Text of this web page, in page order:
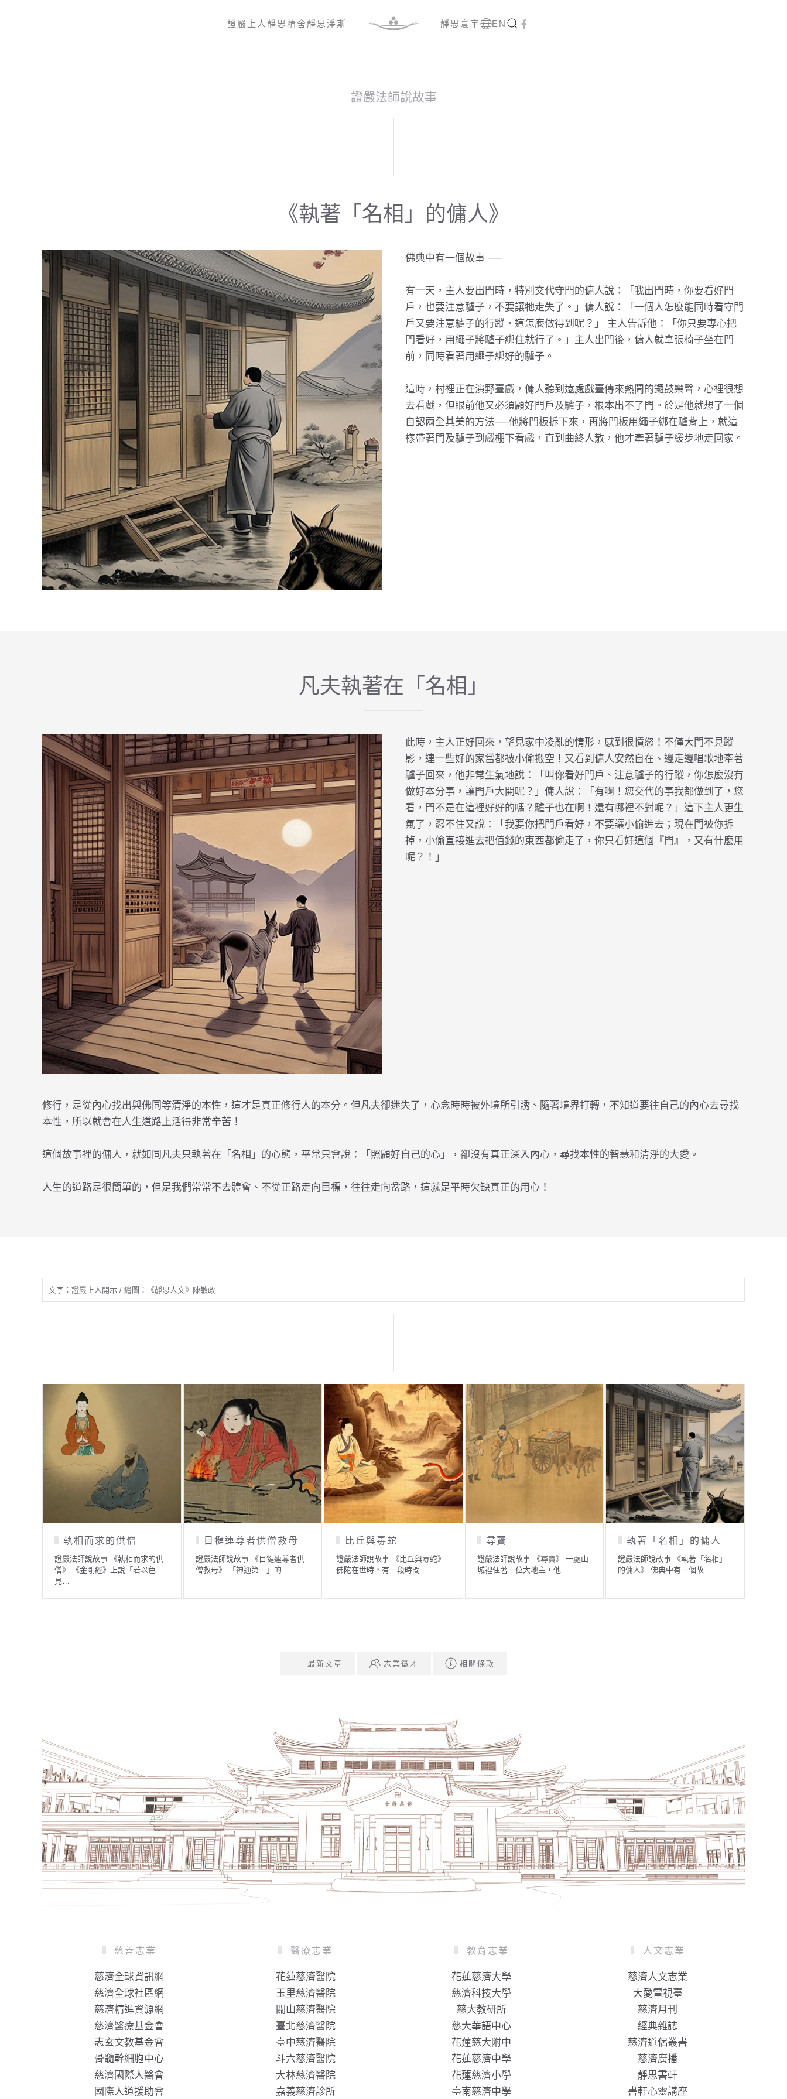
證嚴上人 靜思精舍靜思淨斯 靜思寰宇 EN
證嚴法師說故事
《執著「名相」的傭人》
佛典中有一個故事 ──
有一天，主人要出門時，特別交代守門的傭人說：「我出門時，你要看好門
戶，也要注意驢子，不要讓牠走失了。」傭人說：「一個人怎麼能同時看守門
戶又要注意驢子的行蹤，這怎麼做得到呢？」 主人告訴他：「你只要專心把
門看好，用繩子將驢子綁住就行了。」主人出門後，傭人就拿張椅子坐在門
前，同時看著用繩子綁好的驢子。
這時，村裡正在演野臺戲，傭人聽到遠處戲臺傳來熱鬧的鑼鼓樂聲，心裡很想
去看戲，但眼前他又必須顧好門戶及驢子，根本出不了門。於是他就想了一個
自認兩全其美的方法──他將門板拆下來，再將門板用繩子綁在驢背上，就這
樣帶著門及驢子到戲棚下看戲，直到曲終人散，他才牽著驢子緩步地走回家。
凡夫執著在「名相」
此時，主人正好回來，望見家中凌亂的情形，感到很憤怒！不僅大門不見蹤
影，連一些好的家當都被小偷搬空！又看到傭人安然自在、邊走邊唱歌地牽著
驢子回來，他非常生氣地說：「叫你看好門戶、注意驢子的行蹤，你怎麼沒有
做好本分事，讓門戶大開呢？」傭人說：「有啊！您交代的事我都做到了，您
看，門不是在這裡好好的嗎？驢子也在啊！還有哪裡不對呢？」這下主人更生
氣了，忍不住又說：「我要你把門戶看好，不要讓小偷進去；現在門被你拆
掉，小偷直接進去把值錢的東西都偷走了，你只看好這個『門』，又有什麼用
呢？！」
修行，是從內心找出與佛同等清淨的本性，這才是真正修行人的本分。但凡夫卻迷失了，心念時時被外境所引誘、隨著境界打轉，不知道要往自己的內心去尋找
本性，所以就會在人生道路上活得非常辛苦！
這個故事裡的傭人，就如同凡夫只執著在「名相」的心態，平常只會說：「照顧好自己的心」，卻沒有真正深入內心，尋找本性的智慧和清淨的大愛。
人生的道路是很簡單的，但是我們常常不去體會、不從正路走向目標，往往走向岔路，這就是平時欠缺真正的用心！
文字：證嚴上人開示 / 繪圖：《靜思人文》陳敏政
尋寶
證嚴法師說故事 《尋寶》 一處山
城裡住著一位大地主，他…
執著「名相」的傭人
證嚴法師說故事 《執著「名相」
的傭人》 佛典中有一個故…
猴群的因緣果報
證嚴法師說故事 《猴群的因緣果
報》 佛在世時，一位弟子…
貧苦夫妻中秋賞月
證嚴法師說故事 《貧苦夫妻中秋
賞月》 有一對貧苦夫妻，…
剎帝利與婆羅門的比賽
證嚴法師說故事 《剎帝利與婆羅
門的比賽》 在無量劫之前…
最新文章 志業徵才 相關條款
慈善志業
慈濟全球資訊網
慈濟全球社區網
慈濟精進資源網
慈濟醫療基金會
志玄文教基金會
骨髓幹細胞中心
慈濟國際人醫會
國際人道援助會
醫療志業
花蓮慈濟醫院
玉里慈濟醫院
關山慈濟醫院
臺北慈濟醫院
臺中慈濟醫院
斗六慈濟醫院
大林慈濟醫院
嘉義慈濟診所
教育志業
花蓮慈濟大學
慈濟科技大學
慈大教研所
慈大華語中心
花蓮慈大附中
花蓮慈濟中學
花蓮慈濟小學
臺南慈濟中學
人文志業
慈濟人文志業
大愛電視臺
慈濟月刊
經典雜誌
慈濟道侶叢書
慈濟廣播
靜思書軒
書軒心靈講座